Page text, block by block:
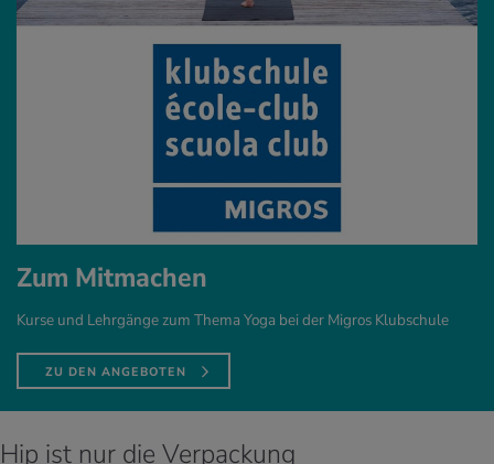
Zum Mitmachen
Kurse und Lehrgänge zum Thema Yoga bei der Migros Klubschule
ZU DEN ANGEBOTEN
Hip ist nur die Verpackung